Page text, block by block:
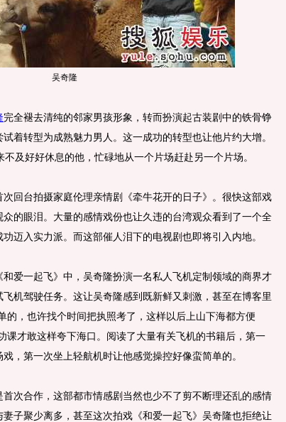
吴奇隆
完全褪去清纯的邻家男孩形象，转而扮演起古装剧中的铁骨铮
着转型为成熟魅力男人。这一成功的转型也让他片约大增。
及好好休息的他，忙碌地从一个片场赶赴另一个片场。
台拍摄家庭伦理亲情剧《牵牛花开的日子》。很快这部戏
的眼泪。大量的感情戏份也让久违的台湾观众看到了一个全
迈入实力派。而这部催人泪下的电视剧也即将引入内地。
一起飞》中，吴奇隆扮演一名私人飞机定制领域的商界才
机驾驶任务。这让吴奇隆感到既新鲜又刺激，甚至在博客里
的，也许找个时间把执照考了，这样以后上山下海都方便
课才敢这样夸下海口。阅读了大量有关飞机的书籍后，第一
，第一次坐上轻航机时让他感觉操控好像蛮简单的。
首次合作，这部都市情感剧当然也少不了剪不断理还乱的感情
子聚少离多，甚至这次拍戏《和爱一起飞》吴奇隆也拒绝让